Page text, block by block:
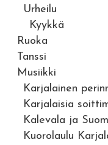
Urheilu
Kyykkä
Ruoka
Tanssi
Musiikki
Karjalainen
Karjalaisia
Kalevala ja
Kuorolaulu